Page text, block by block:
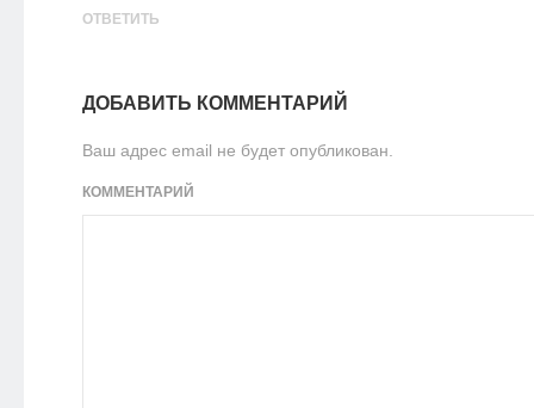
ОТВЕТИТЬ
ДОБАВИТЬ КОММЕНТАРИЙ
Ваш адрес email не будет опубликован.
КОММЕНТАРИЙ